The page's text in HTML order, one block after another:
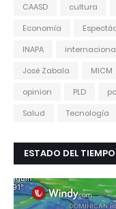
CAASD cultura
Economía
INAPA
José Zabala
MICM
opinion
PLD
Salud
Tecnología
ESTADO DEL TIEMPO